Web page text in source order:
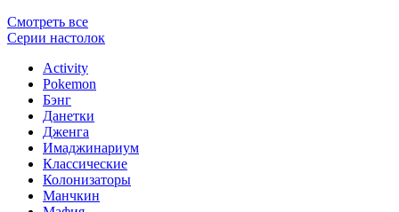
Смотреть все
Серии настолок
Activity
Pokemon
Бэнг
Данетки
Дженга
Имаджинариум
Классические
Колонизаторы
Манчкин